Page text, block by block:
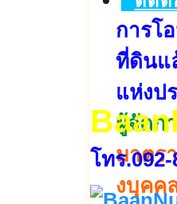
โทร.092-
การโ
ที่ดินแ
แห่งป
ผู้จัดก
มาตร
งบุคค